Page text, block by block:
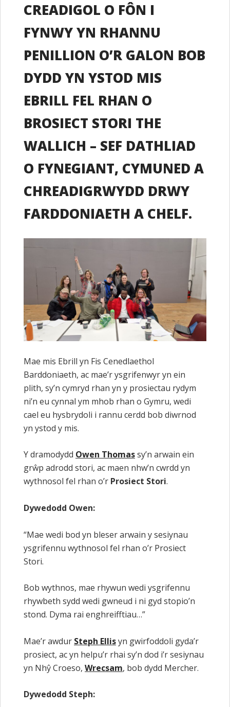
CREADIGOL O FÔN I
FYNWY YN RHANNU
PENILLION O’R GALON BOB
DYDD YN YSTOD MIS
EBRILL FEL RHAN O
BROSIECT STORI THE
WALLICH – SEF DATHLIAD
O FYNEGIANT, CYMUNED A
CHREADIGRWYDD DRWY
FARDDONIAETH A CHELF.
Mae mis Ebrill yn Fis Cenedlaethol
Barddoniaeth, ac mae’r ysgrifenwyr yn ein
plith, sy’n cymryd rhan yn y prosiectau rydym
ni’n eu cynnal ym mhob rhan o Gymru, wedi
cael eu hysbrydoli i rannu cerdd bob diwrnod
yn ystod y mis.
Y dramodydd Owen Thomassy’n arwain ein
grŵp adrodd stori, ac maen nhw’n cwrdd yn
wythnosol fel rhan o’r Prosiect Stori.
Dywedodd Owen:
“Mae wedi bod yn bleser arwain y sesiynau
ysgrifennu wythnosol fel rhan o’r Prosiect
Stori.
Bob wythnos, mae rhywun wedi ysgrifennu
rhywbeth sydd wedi gwneud i ni gyd stopio’n
stond. Dyma rai enghreifftiau…”
Mae’r awdur Steph Ellisyn gwirfoddoli gyda’r
prosiect, ac yn helpu’r rhai sy’n dod i’r sesiynau
yn Nhŷ Croeso, Wrecsam, bob dydd Mercher.
Dywedodd Steph: